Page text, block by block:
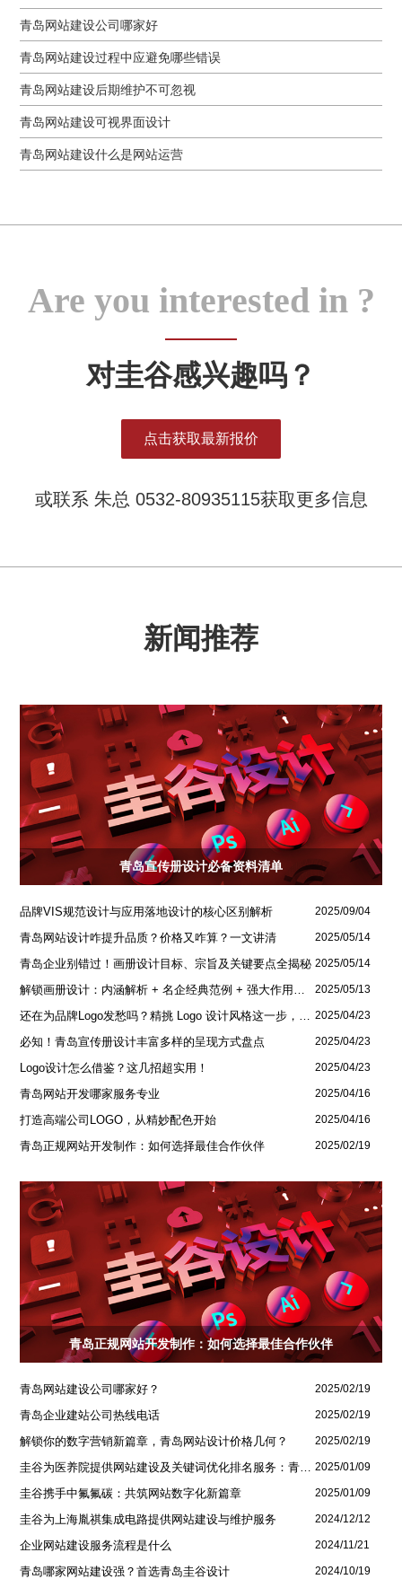
青岛网站建设公司哪家好
青岛网站建设过程中应避免哪些错误
青岛网站建设后期维护不可忽视
青岛网站建设可视界面设计
青岛网站建设什么是网站运营
Are you interested in ?
对圭谷感兴趣吗？
点击获取最新报价
或联系 朱总 0532-80935115获取更多信息
新闻推荐
青岛宣传册设计必备资料清单
品牌VIS规范设计与应用落地设计的核心区别解析 2025/09/04
青岛网站设计咋提升品质？价格又咋算？一文讲清 2025/05/14
青岛企业别错过！画册设计目标、宗旨及关键要点全揭秘 2025/05/14
解锁画册设计：内涵解析 + 名企经典范例 + 强大作用全揭秘 2025/05/13
还在为品牌Logo发愁吗？精挑 Logo 设计风格这一步，轻松铸就独属于你的品牌魅力 2025/04/23
必知！青岛宣传册设计丰富多样的呈现方式盘点 2025/04/23
Logo设计怎么借鉴？这几招超实用！ 2025/04/23
青岛网站开发哪家服务专业 2025/04/16
打造高端公司LOGO，从精妙配色开始 2025/04/16
青岛正规网站开发制作：如何选择最佳合作伙伴 2025/02/19
青岛正规网站开发制作：如何选择最佳合作伙伴
青岛网站建设公司哪家好？ 2025/02/19
青岛企业建站公司热线电话 2025/02/19
解锁你的数字营销新篇章，青岛网站设计价格几何？ 2025/02/19
2025/01/09
圭谷携手中氟氟碳：共筑网站数字化新篇章 2025/01/09
圭谷为上海胤祺集成电路提供网站建设与维护服务 2024/12/12
企业网站建设服务流程是什么 2024/11/21
青岛哪家网站建设强？首选青岛圭谷设计 2024/10/19